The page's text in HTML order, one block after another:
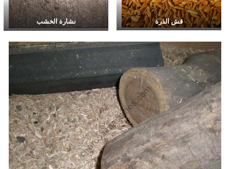
قش الذرة نشارة الخشب